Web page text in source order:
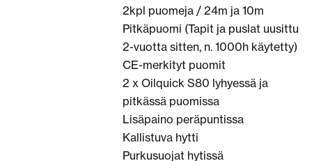
2kpl puomeja / 24m ja 10m
Pitkäpuomi (Tapit ja puslat uusittu
2-vuotta sitten, n. 1000h käytetty)
CE-merkityt puomit
2 x Oilquick S80 lyhyessä ja
pitkässä puomissa
Lisäpaino peräpuntissa
Kallistuva hytti
Purkusuojat hytissä